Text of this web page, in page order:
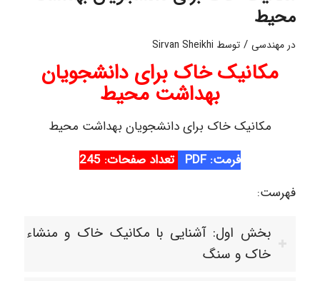
محیط
در مهندسی / توسط Sirvan Sheikhi
مکانیک خاک برای دانشجویان
بهداشت محیط
مکانیک خاک برای دانشجویان بهداشت محیط
فرمت: PDF
تعداد صفحات: 245
فهرست:
بخش اول: آشنایی با مکانیک خاک و منشاء
خاک و سنگ